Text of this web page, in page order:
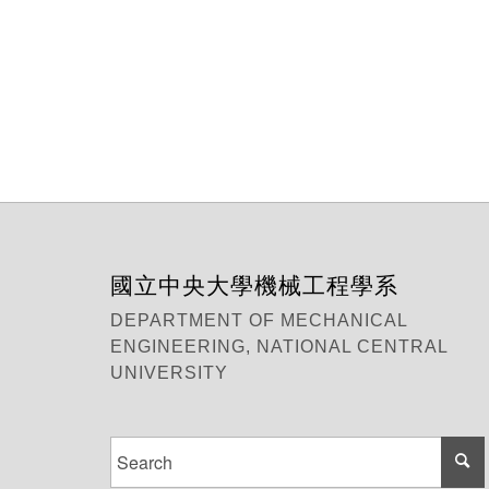
國立中央大學機械工程學系
DEPARTMENT OF MECHANICAL
ENGINEERING, NATIONAL CENTRAL
UNIVERSITY